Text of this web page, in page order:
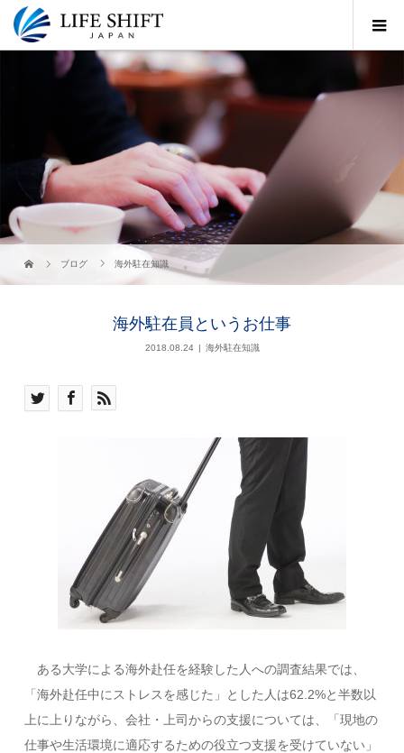
ブログ 海外駐在知識
海外駐在員というお仕事
2018.08.24 海外駐在知識
ある大学による海外赴任を経験した人への調査結果では、
「海外赴任中にストレスを感じた」とした人は62.2%と半数以
上に上りながら、会社・上司からの支援については、「現地の
仕事や生活環境に適応するための役立つ支援を受けていない」